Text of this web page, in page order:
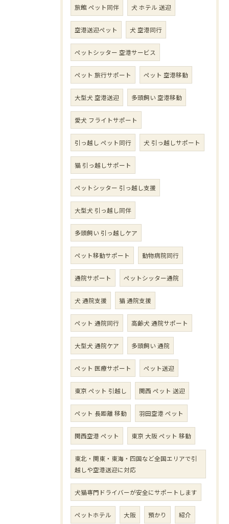
旅館 ペット同伴 犬 ホテル 送迎
空港送迎ペット 犬 空港同行
ペットシッター 空港サービス
ペット 旅行サポート ペット 空港移動
大型犬 空港送迎 多頭飼い 空港移動
愛犬 フライトサポート
引っ越し ペット同行 犬 引っ越しサポート
猫 引っ越しサポート
ペットシッター 引っ越し支援
大型犬 引っ越し同伴
多頭飼い 引っ越しケア
ペット移動サポート 動物病院同行
通院サポート ペットシッター通院
犬 通院支援 猫 通院支援
ペット 通院同行 高齢犬 通院サポート
大型犬 通院ケア 多頭飼い 通院
ペット 医療サポート ペット送迎
東京 ペット 引越し 関西 ペット 送迎
ペット 長距離 移動 羽田空港 ペット
関西空港 ペット 東京 大阪 ペット 移動
東北・関東・東海・四国など全国エリアで引
越しや空港送迎に対応
犬猫専門ドライバーが安全にサポートします
ペットホテル 大阪 預かり 紹介